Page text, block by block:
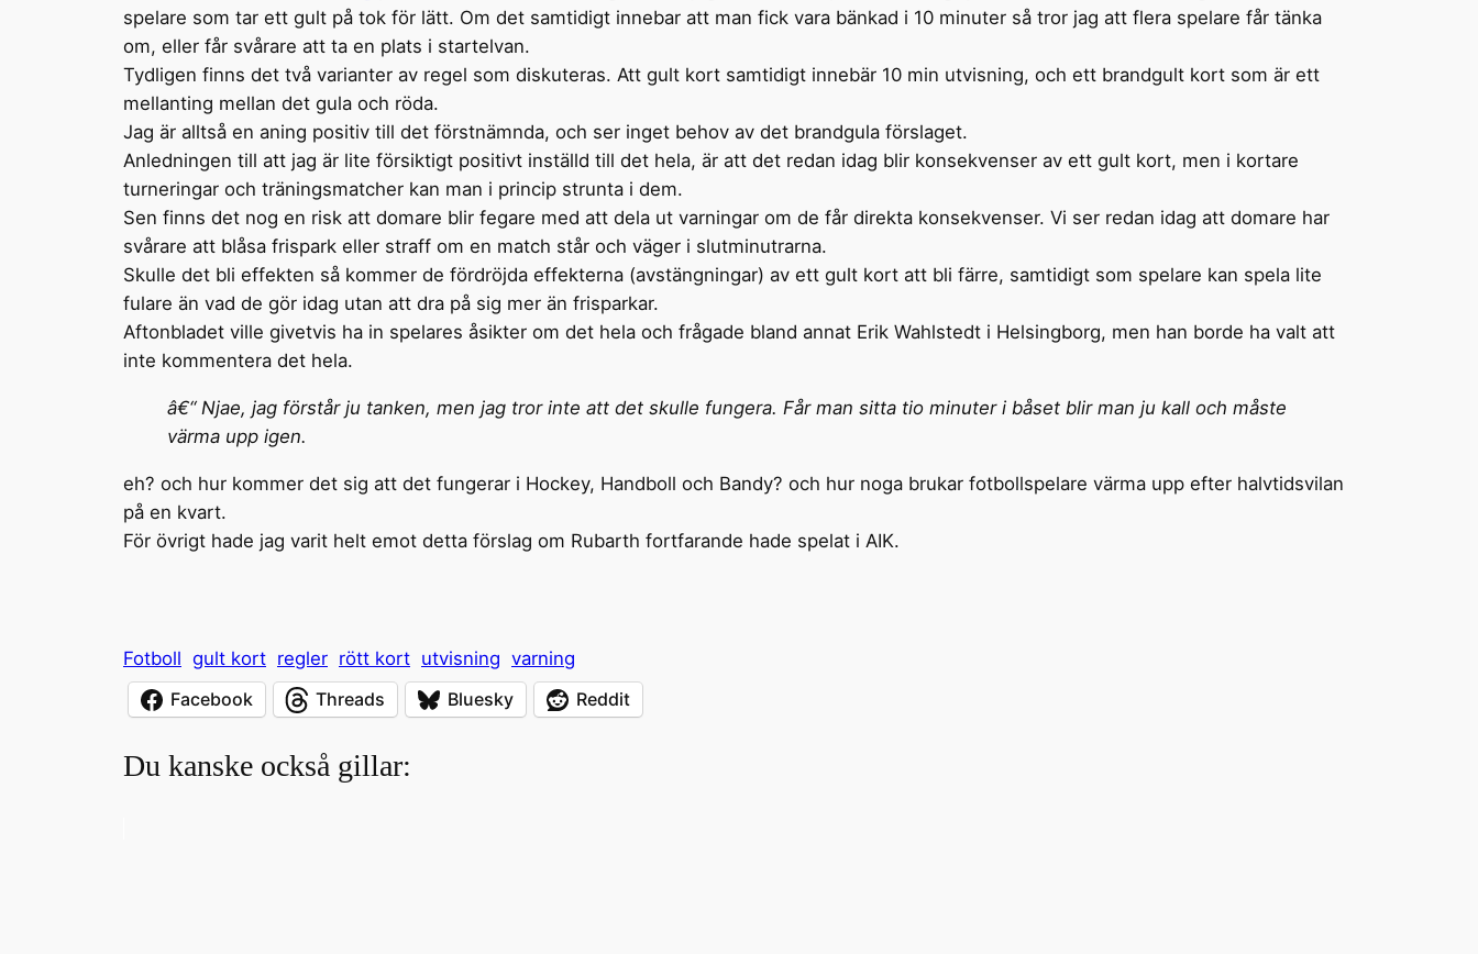
spelare som tar ett gult på tok för lätt. Om det samtidigt innebar att man fick vara bänkad i 10 minuter så tror jag att flera spelare får tänka
om, eller får svårare att ta en plats i startelvan.
Tydligen finns det två varianter av regel som diskuteras. Att gult kort samtidigt innebär 10 min utvisning, och ett brandgult kort som är ett
mellanting mellan det gula och röda.
Jag är alltså en aning positiv till det förstnämnda, och ser inget behov av det brandgula förslaget.
Anledningen till att jag är lite försiktigt positivt inställd till det hela, är att det redan idag blir konsekvenser av ett gult kort, men i kortare
turneringar och träningsmatcher kan man i princip strunta i dem.
Sen finns det nog en risk att domare blir fegare med att dela ut varningar om de får direkta konsekvenser. Vi ser redan idag att domare har
svårare att blåsa frispark eller straff om en match står och väger i slutminutrarna.
Skulle det bli effekten så kommer de fördröjda effekterna (avstängningar) av ett gult kort att bli färre, samtidigt som spelare kan spela lite
fulare än vad de gör idag utan att dra på sig mer än frisparkar.
Aftonbladet ville givetvis ha in spelares åsikter om det hela och frågade bland annat Erik Wahlstedt i Helsingborg, men han borde ha valt att
inte kommentera det hela.
â€“ Njae, jag förstår ju tanken, men jag tror inte att det skulle fungera. Får man sitta tio minuter i båset blir man ju kall och måste
värma upp igen.
eh? och hur kommer det sig att det fungerar i Hockey, Handboll och Bandy? och hur noga brukar fotbollspelare värma upp efter halvtidsvilan
på en kvart.
För övrigt hade jag varit helt emot detta förslag om Rubarth fortfarande hade spelat i AIK.
Fotboll gult kort regler rött kort utvisning varning
Facebook
Threads Bluesky Reddit
Du kanske också gillar: